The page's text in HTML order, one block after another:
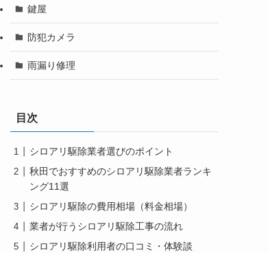
鍵屋
防犯カメラ
雨漏り修理
目次
シロアリ駆除業者選びのポイント
秋田でおすすめのシロアリ駆除業者ランキ
ング11選
シロアリ駆除の費用相場（料金相場）
業者が行うシロアリ駆除工事の流れ
シロアリ駆除利用者の口コミ・体験談